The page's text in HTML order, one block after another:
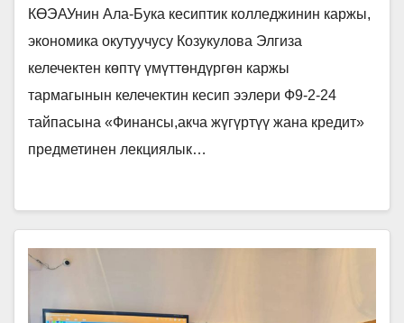
КӨЭАУнин Ала-Бука кесиптик колледжинин каржы,
экономика окутуучусу Козукулова Элгиза
келечектен көптү үмүттөндүргөн каржы
тармагынын келечектин кесип ээлери Ф9-2-24
тайпасына «Финансы,акча жүгүртүү жана кредит»
предметинен лекциялык…